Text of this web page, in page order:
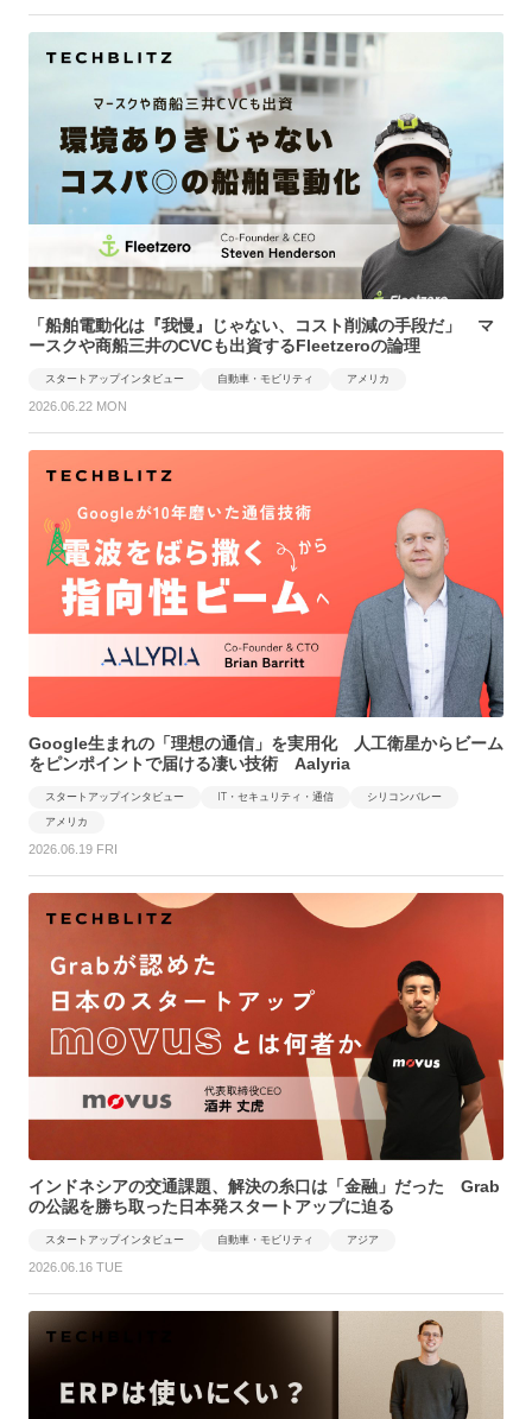
「船舶電動化は『我慢』じゃない、コスト削減の手段だ」 マ
ースクや商船三井のCVCも出資するFleetzeroの論理
スタートアップインタビュー 自動車・モビリティ アメリカ
2026.06.22 MON
Google生まれの「理想の通信」を実用化 人工衛星からビーム
をピンポイントで届ける凄い技術 Aalyria
スタートアップインタビュー IT・セキュリティ・通信 シリコンバレー
アメリカ
2026.06.19 FRI
インドネシアの交通課題、解決の糸口は「金融」だった Grab
の公認を勝ち取った日本発スタートアップに迫る
スタートアップインタビュー 自動車・モビリティ アジア
2026.06.16 TUE